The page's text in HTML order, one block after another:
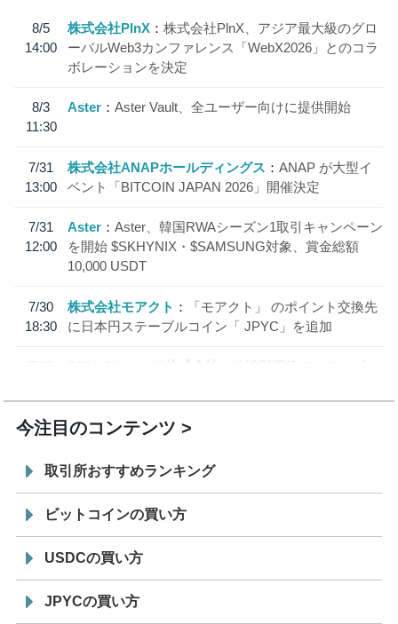
8/5
14:00
株式会社PlnX
株式会社PlnX、アジア最大級のグロ
ーバルWeb3カンファレンス「WebX2026」とのコラ
ボレーションを決定
8/3
11:30
Aster Aster Vault、全ユーザー向けに提供開始
7/31
13:00
株式会社ANAPホールディングス
ANAP が大型イ
ベント「BITCOIN JAPAN 2026」開催決定
7/31
12:00
Aster
Aster、韓国RWAシーズン1取引キャンペーン
を開始 $SKHYNIX・$SAMSUNG対象、賞金総額
10,000 USDT
7/30
18:30
株式会社モアクト
「モアクト」 のポイント交換先
に日本円ステーブルコイン「 JPYC」を追加
7/29
SBI VCトレード株式会社
信託型円建てステーブル
今注目のコンテンツ
取引所おすすめランキング
ビットコインの買い方
USDCの買い方
JPYCの買い方